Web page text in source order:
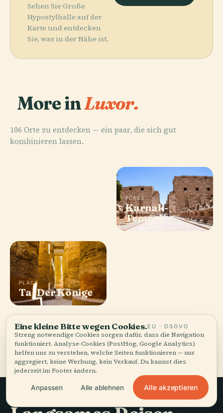
Sehen Sie Große
Hypostylhalle auf der
Karte und entdecken
Sie, was in der Nähe ist.
More inLuxor.
106 Orte zu entdecken — ein paar, die sich gut
kombinieren lassen.
PLACE
Karnak-
Tempel
PLACE
Tal Der Könige
Alle 106 Orte in Luxor
Eine kleine Bitte wegen Cookies.EU · DSGVO
Streng notwendige Cookies sorgen dafür, dass die Navigation
funktioniert. Analyse-Cookies (PostHog, Google Analytics)
helfen uns zu verstehen, welche Seiten funktionieren — nur
aggregiert, keine Werbung, kein Verkauf. Du kannst dies
jederzeit im Footer ändern.
Anpassen Alle ablehnen Alle akzeptieren